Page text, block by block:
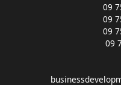
09
09
09
09